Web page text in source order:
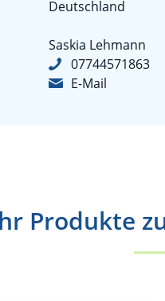
Deutschland
Saskia Lehmann
07744571863
E-Mail
Produkte